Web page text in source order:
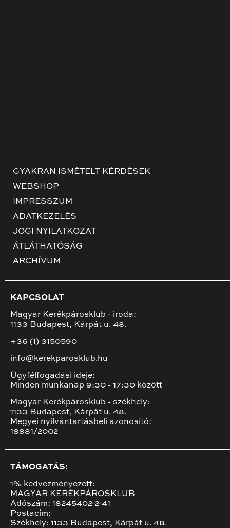
GYAKRAN ISMÉTELT KÉRDÉSEK
WEBSHOP
IMPRESSZUM
ADATKEZELÉS
JOGI NYILATKOZAT
ÁTLÁTHATÓSÁG
ARCHÍVUM
KAPCSOLAT
Magyar Kerékpárosklub - iroda:
1133 Budapest, Kárpát u. 48.
+36 (1) 3150590
info@kerekparosklub.hu
Ügyfélfogadási ideje:
Minden munkanap 9:30 - 17:30 között
Magyar Kerékpárosklub - székhely:
1133 Budapest, Kárpát u. 48.
Megyei nyilvántartásbeli azonosító:
18881/2002
TÁMOGATÁS:
1% kedvezményezett:
MAGYAR KERÉKPÁROSKLUB
Adószám: 18245402-2-41
Postacím:
Székhely: 1133 Budapest, Kárpát u. 48.